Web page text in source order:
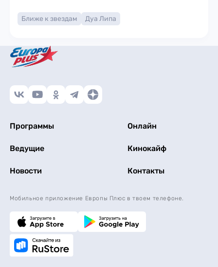
Ближе к звездам Дуа Липа
Программы Онлайн
Ведущие Кинокайф
Новости Контакты
Мобильное приложение Европы Плюс в твоем телефоне.